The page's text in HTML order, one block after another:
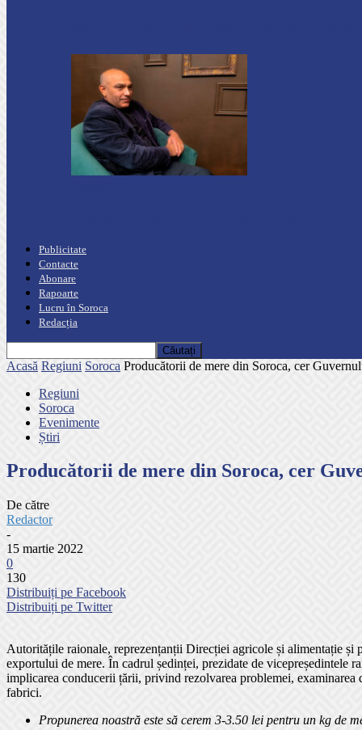
Publicitate
Contacte
Abonare
Rapoarte
Lucru în Soroca
Redacția
Acasă Regiuni Soroca Producătorii de mere din Soroca, cer
Regiuni
Soroca
Evenimente
Știri
Producătorii de mere din Soroca, cer
De către
Redactor
-
15 martie 2022
0
130
Distribuiți pe Facebook
Distribuiți pe Twitter
Autoritățile raionale, reprezențanții Direcției agricole și alimentație
exportului de mere. În cadrul ședinței, prezidate de vicepreședintele
implicarea conducerii țării, privind rezolvarea problemei, examinarea
fabrici.
Propunerea noastră este să cerem 3-3.50 lei pentru un kg de